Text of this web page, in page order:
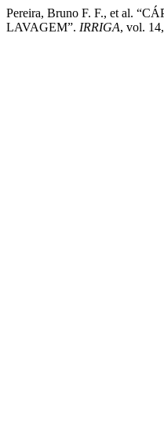
Pereira, Bruno F. F., et al.
LAVAGEM”. IRRIGA, vol.